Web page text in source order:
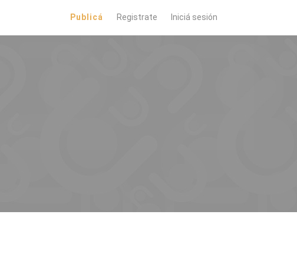
Publicá Registrate Iniciá sesión